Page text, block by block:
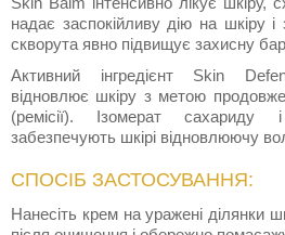
надає заспокійливу дію на шкіру і
скворута явно підвищує захисну
Активний інгредієнт Skin
відновлює шкіру з метою
(ремісії). Ізомерат сахариду
забезпечують шкірі відновлюючу
СПОСІБ ЗАСТОСУВАННЯ:
Нанесіть крем на уражені ділянки